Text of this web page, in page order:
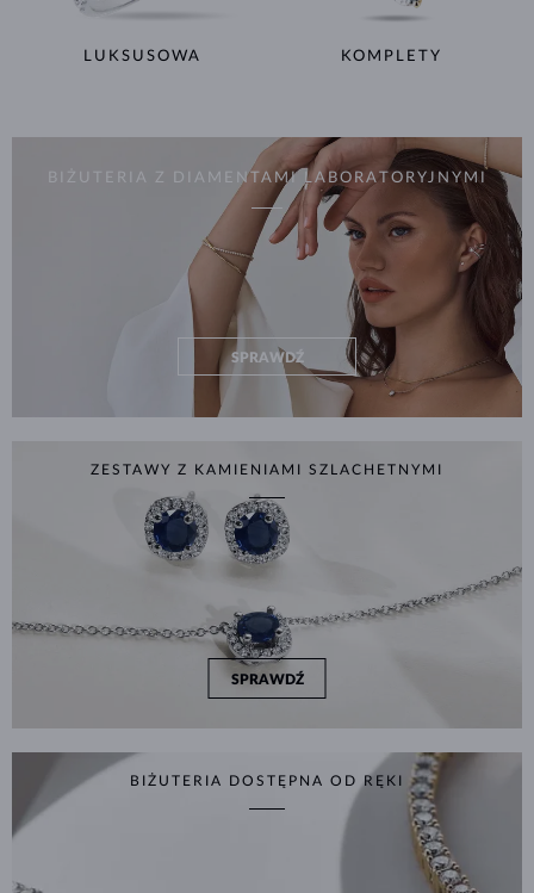
LUKSUSOWA KOMPLETY
BIŻUTERIA Z DIAMENTAMI LABORATORYJNYMI
SPRAWDŹ
ZESTAWY Z KAMIENIAMI SZLACHETNYMI
SPRAWDŹ
BIŻUTERIA DOSTĘPNA OD RĘKI